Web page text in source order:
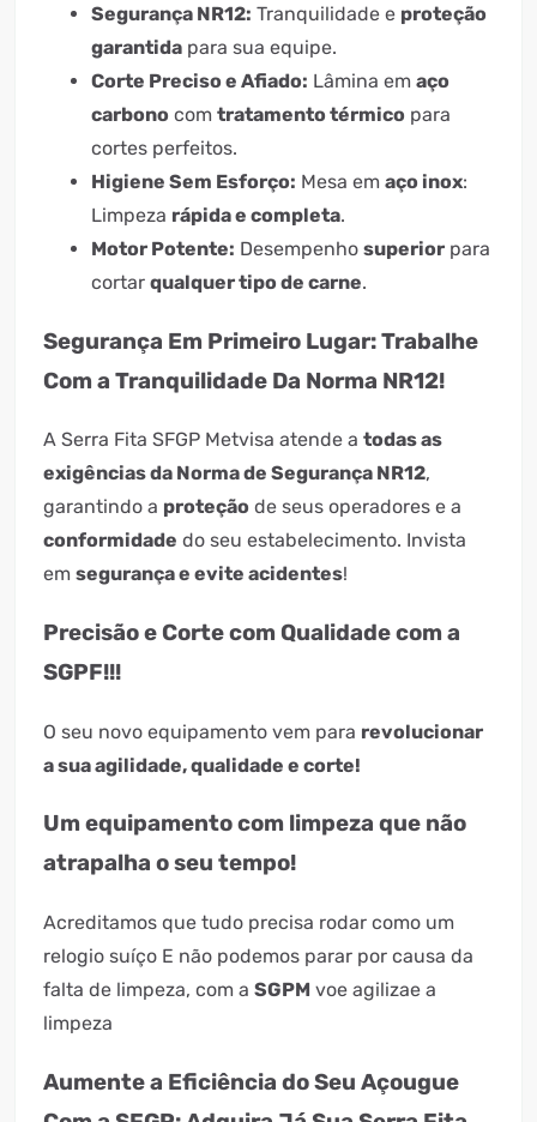
Segurança NR12: Tranquilidade e proteção
garantida para sua equipe.
Corte Preciso e Afiado: Lâmina em aço
carbono com tratamento térmico para
cortes perfeitos.
Higiene Sem Esforço: Mesa em aço inox:
Limpeza rápida e completa.
Motor Potente: Desempenho superior para
cortar qualquer tipo de carne.
Segurança Em Primeiro Lugar: Trabalhe
Com a Tranquilidade Da Norma NR12!
A Serra Fita SFGP Metvisa atende a todas as
exigências da Norma de Segurança NR12,
garantindo a proteção de seus operadores e a
conformidade do seu estabelecimento. Invista
em segurança e evite acidentes!
Precisão e Corte com Qualidade com a
SGPF!!!
O seu novo equipamento vem para revolucionar
a sua agilidade, qualidade e corte!
Um equipamento com limpeza que não
atrapalha o seu tempo!
Acreditamos que tudo precisa rodar como um
relogio suíço E não podemos parar por causa da
falta de limpeza, com a SGPM voe agilizae a
limpeza
Aumente a Eficiência do Seu Açougue